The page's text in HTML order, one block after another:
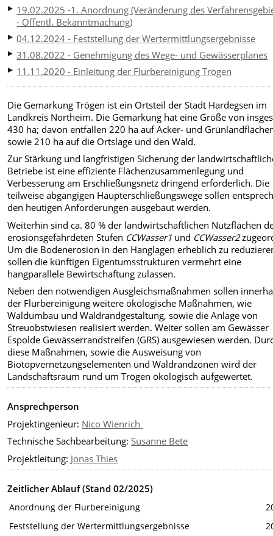
19.02.2025 -1. Anordnung (Veränderung des
- Öffentl. Bekanntmachung)
04.12.2024 - Feststellung der Wertermittlungsergebnisse
31.08.2022 - Genehmigung des Wege- und Gewässerplanes
11.11.2020 - Einleitung der Flurbereinigung Trögen
Die Gemarkung Trögen ist ein Ortsteil der Stadt Hardegsen im
Landkreis Northeim. Die Gemarkung hat eine Größe von
430 ha; davon entfallen 220 ha auf Acker- und
sowie 210 ha auf die Ortslage und den Wald.
Zur Stärkung und langfristigen Sicherung der
Betriebe ist eine effiziente Flächenzusammenlegung und
Verbesserung am Erschließungsnetz dringend erforderlich. Die
teilweise abgängigen Haupterschließungswege sollen
den heutigen Anforderungen ausgebaut werden.
Weiterhin sind ca. 80 % der landwirtschaftlichen Nutzflächen
erosionsgefährdeten Stufen CCWasser1 und CCWasser2
Um die Bodenerosion in den Hanglagen erheblich zu
sollen die künftigen Eigentumsstrukturen vermehrt eine
hangparallele Bewirtschaftung zulassen.
Neben den notwendigen Ausgleichsmaßnahmen sollen
der Flurbereinigung weitere ökologische Maßnahmen, wie
Waldumbau und Waldrandgestaltung, sowie die Anlage von
Streuobstwiesen realisiert werden. Weiter sollen am Gewässer
Espolde Gewässerrandstreifen (GRS) ausgewiesen werden.
diese Maßnahmen, sowie die Ausweisung von
Biotopvernetzungselementen und Waldrandzonen wird der
Landschaftsraum rund um Trögen ökologisch aufgewertet.
Ansprechperson
Projektingenieur: Nico Wienrich
Technische Sachbearbeitung:Susanne Bete
Projektleitung: Jonas Thies
Zeitlicher Ablauf (Stand 02/2025)
Anordnung der Flurbereinigung
Feststellung der Wertermittlungsergebnisse